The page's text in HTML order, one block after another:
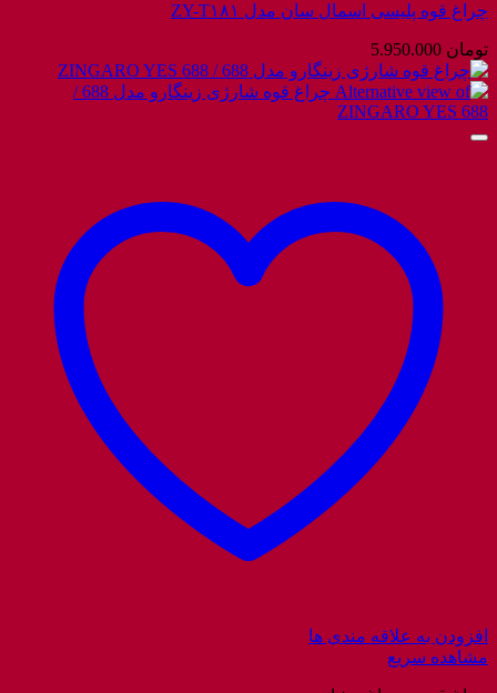
چراغ قوه پلیسی اسمال سان مدل ZY-T۱۸۱
تومان
افزودن به علاقه مندی ها
مشاهده سریع